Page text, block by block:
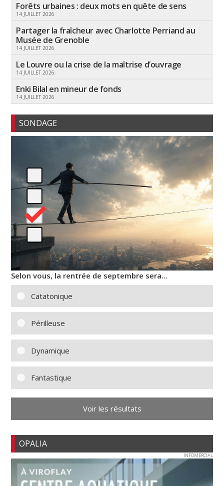
Forêts urbaines : deux mots en quête de sens
14 JUILLET 2026
Partager la fraîcheur avec Charlotte Perriand au
Musée de Grenoble
14 JUILLET 2026
Le Louvre ou la crise de la maîtrise d’ouvrage
14 JUILLET 2026
Enki Bilal en mineur de fonds
14 JUILLET 2026
SONDAGE
Selon vous, la rentrée de septembre sera…
Catatonique
Périlleuse
Dynamique
Fantastique
Voir les résultats
OPALIA
INFOMERCIAL